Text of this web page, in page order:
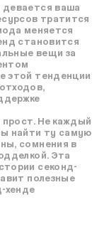
ваша
тратится
меняется
становится
вещи за
этой тенденции
прост. Не каждый
найти ту самую
сомнения в
Эта
секонд-
полезные
хенде